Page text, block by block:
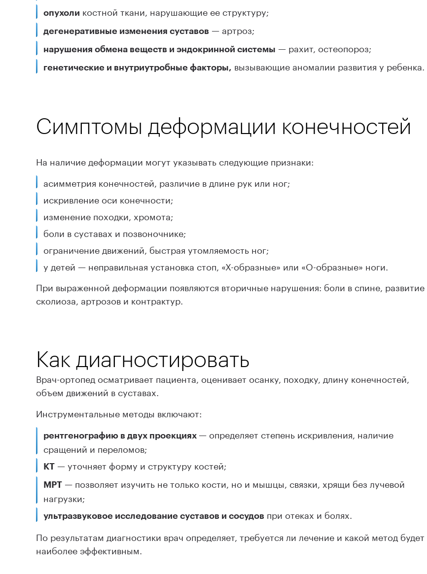
опухоли костной ткани, нарушающие ее структуру;
дегенеративные изменения суставов— артроз;
нарушения обмена веществ и эндокринной системы — рахит, остеопороз;
генетические и внутриутробные факторы, вызывающие аномалии развития у ребенка.
Симптомы деформации конечностей
На наличие деформации могут указывать следующие признаки:
асимметрия конечностей, различие в длине рук или ног;
искривление оси конечности;
изменение походки, хромота;
боли в суставах и позвоночнике;
ограничение движений, быстрая утомляемость ног;
у детей — неправильная установка стоп, «Х-образные» или «О-образные» ноги.
При выраженной деформации появляются вторичные нарушения: боли в спине, развитие
сколиоза, артрозов и контрактур.
Как диагностировать
Врач-ортопед осматривает пациента, оценивает осанку, походку, длину конечностей,
объем движений в суставах.
Инструментальные методы включают:
рентгенографию в двух проекциях — определяет степень искривления, наличие
сращений и переломов;
КТ— уточняет форму и структуру костей;
МРТ— позволяет изучить не только кости, но и мышцы, связки, хрящи без лучевой
нагрузки;
ультразвуковое исследование суставов и сосудовпри отеках и болях.
По результатам диагностики врач определяет, требуется ли лечение и какой метод будет
наиболее эффективным.